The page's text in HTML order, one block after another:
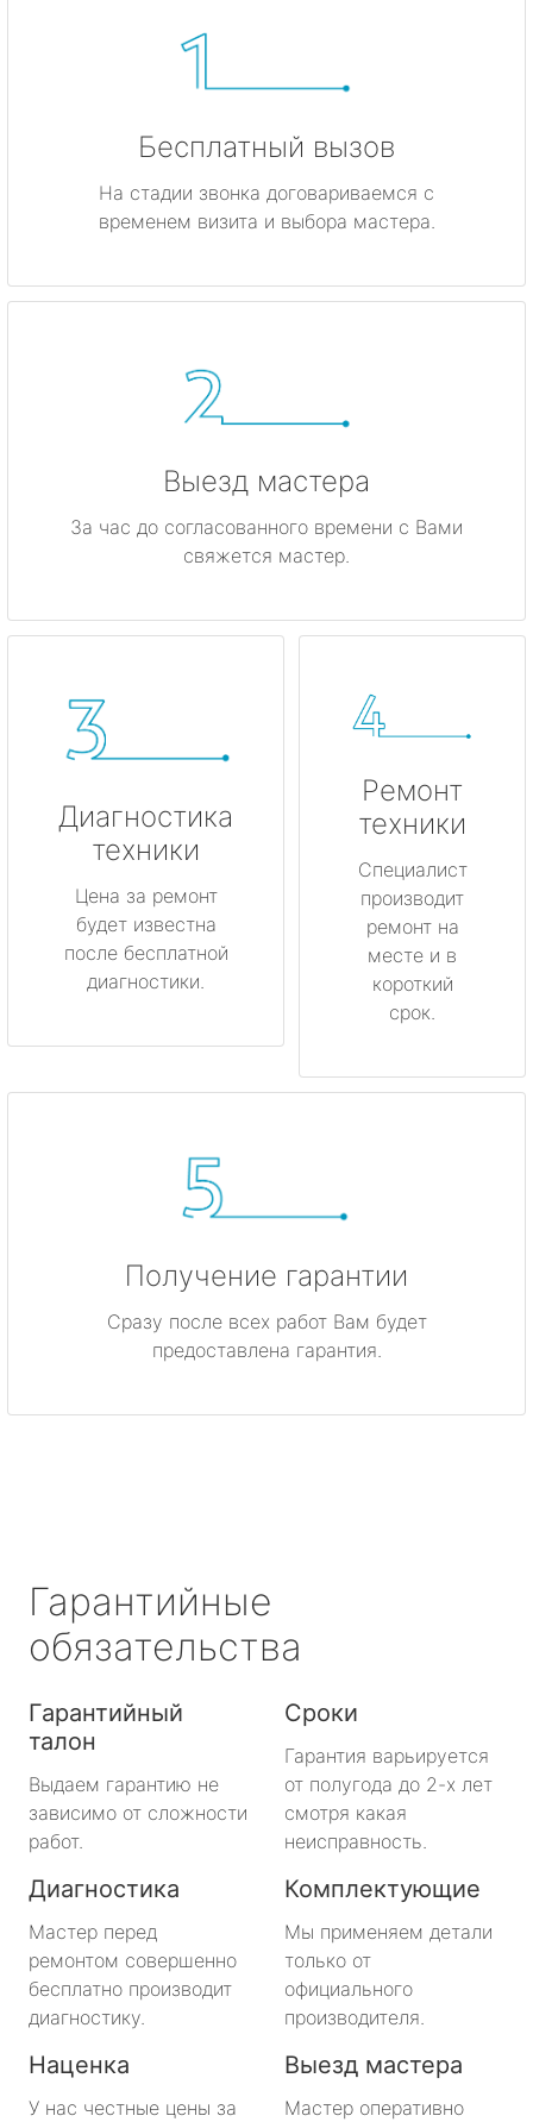
Бесплатный вызов
На стадии звонка договариваемся с
временем визита и выбора мастера.
Выезд мастера
За час до согласованного времени с Вами
свяжется мастер.
Диагностика
техники
Цена за ремонт
будет известна
после бесплатной
диагностики.
Ремонт
техники
Специалист
производит
ремонт на
месте и в
короткий
срок.
Получение гарантии
Сразу после всех работ Вам будет
предоставлена гарантия.
Гарантийные
обязательства
Гарантийный
талон
Выдаем гарантию не
зависимо от сложности
работ.
Сроки
Гарантия варьируется
от полугода до 2-х лет
смотря какая
неисправность.
Диагностика
Мастер перед
ремонтом совершенно
бесплатно производит
диагностику.
Комплектующие
Мы применяем детали
только от
официального
производителя.
Наценка
У нас честные цены за
Выезд мастера
Мастер оперативно